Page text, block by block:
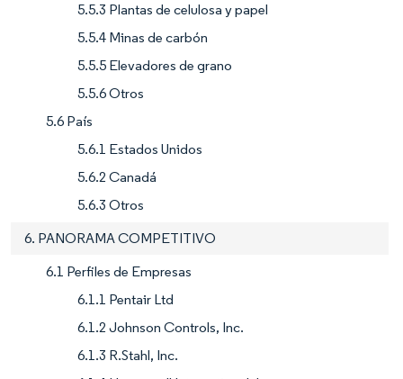
5.5.3 Plantas de celulosa y papel
5.5.4 Minas de carbón
5.5.5 Elevadores de grano
5.5.6 Otros
5.6 País
5.6.1 Estados Unidos
5.6.2 Canadá
5.6.3 Otros
6. PANORAMA COMPETITIVO
6.1 Perfiles de Empresas
6.1.1 Pentair Ltd
6.1.2 Johnson Controls, Inc.
6.1.3 R.Stahl, Inc.